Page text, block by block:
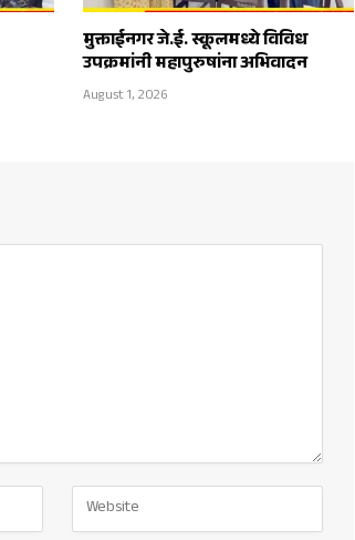
मुक्ताईनगर जे.ई. स्कूलमध्ये विविध
उपक्रमांनी महापुरुषांना अभिवादन
August 1, 2026